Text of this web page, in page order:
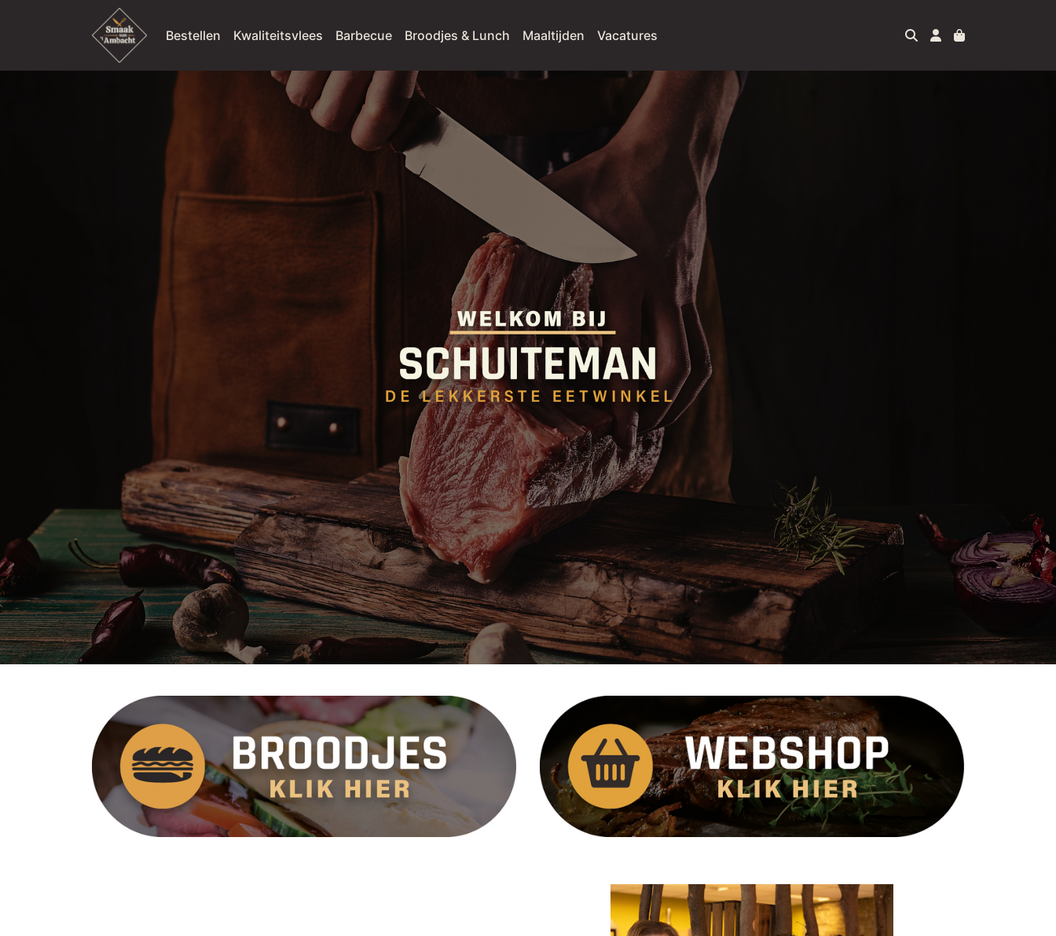
Bestellen Kwaliteitsvlees Barbecue Broodjes & Lunch Maaltijden Vacatures